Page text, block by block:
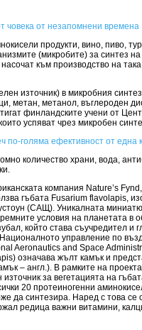
човека от незапомнени времена
продукти, вино, пиво,
(микробите) за синтез
към производство на
източник) в микробния
метан, метанол, въглероден
финландските учени от
успяват чрез микробен
по-голяма ефективност от една
количество храни, вода,
компания Nature’s
гъбата Fusarium flavolapis,
(САЩ). Уникалната
условия на планетата в
който става съучредител и
управление по
Aeronautics and Space
означава жълт камък и
– англ.). В рамките на
за вегетацията на
20 протеиногенни
да синтезира. Наред с това се
редица важни витамини,